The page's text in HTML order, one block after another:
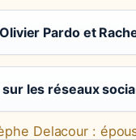
Pardo et
les réseaux
Delacour :